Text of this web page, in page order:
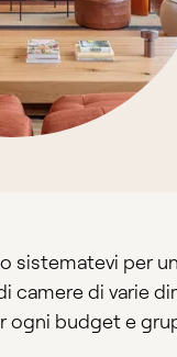
sistematevi per
camere di varie
ogni budget e